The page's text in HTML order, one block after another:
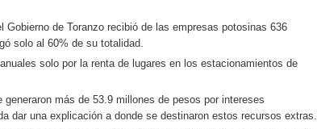
de Toranzo recibió de las empresas potosinas 636
solo al 60% de su totalidad.
solo por la renta de lugares en los estacionamientos de
más de 53.9 millones de pesos por intereses
dar una explicación a donde se destinaron estos recursos extras.